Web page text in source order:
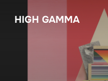
InhaltHIGH GAMMA